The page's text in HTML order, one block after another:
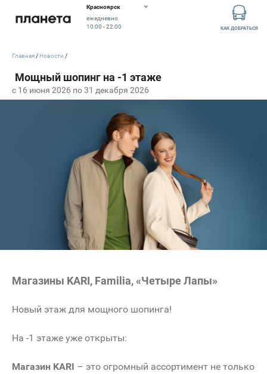
Красноярск
ежедневно
10:00 - 22:00
КАК ДОБРАТЬСЯ
c 16 июня 2026 по 31 декабря 2026
Главная Новости
Магазины KARI, Familia, «Четыре Лапы»
Новый этаж для мощного шопинга!
На -1 этаже уже открыты:
Магазин KARI – это огромный ассортимент не только